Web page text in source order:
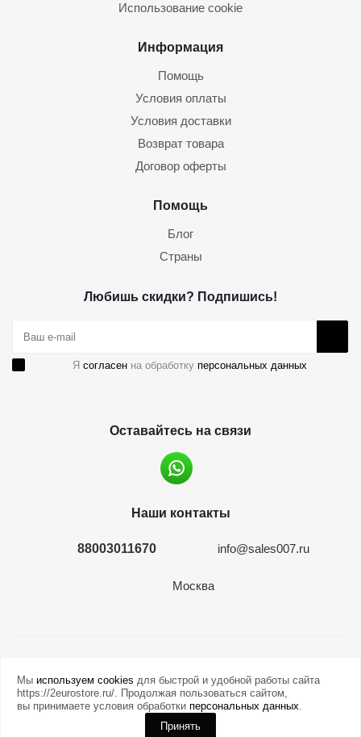
Использование cookie
Информация
Помощь
Условия оплаты
Условия доставки
Возврат товара
Договор оферты
Помощь
Блог
Страны
Любишь скидки? Подпишись!
Я согласен на обработку персональных данных
Оставайтесь на связи
Наши контакты
88003011670 info@sales007.ru
Москва
Мы используем cookies для быстрой и удобной работы сайта
https://2eurostore.ru/. Продолжая пользоваться сайтом,
вы принимаете условия обработки персональных данных.
Принять